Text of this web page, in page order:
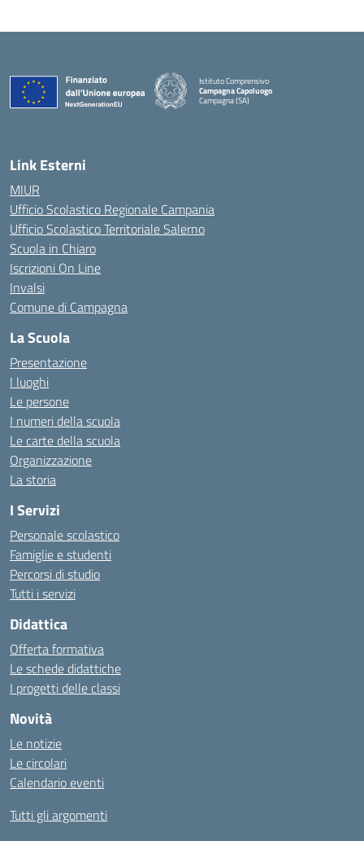
Istituto Comprensivo
Campagna Capoluogo
Campagna (SA)
Link Esterni
MIUR
Ufficio Scolastico Regionale Campania
Ufficio Scolastico Territoriale Salerno
Scuola in Chiaro
Iscrizioni On Line
Invalsi
Comune di Campagna
La Scuola
Presentazione
I luoghi
Le persone
I numeri della scuola
Le carte della scuola
Organizzazione
La storia
I Servizi
Personale scolastico
Famiglie e studenti
Percorsi di studio
Tutti i servizi
Didattica
Offerta formativa
Le schede didattiche
I progetti delle classi
Novità
Le notizie
Le circolari
Calendario eventi
Tutti gli argomenti